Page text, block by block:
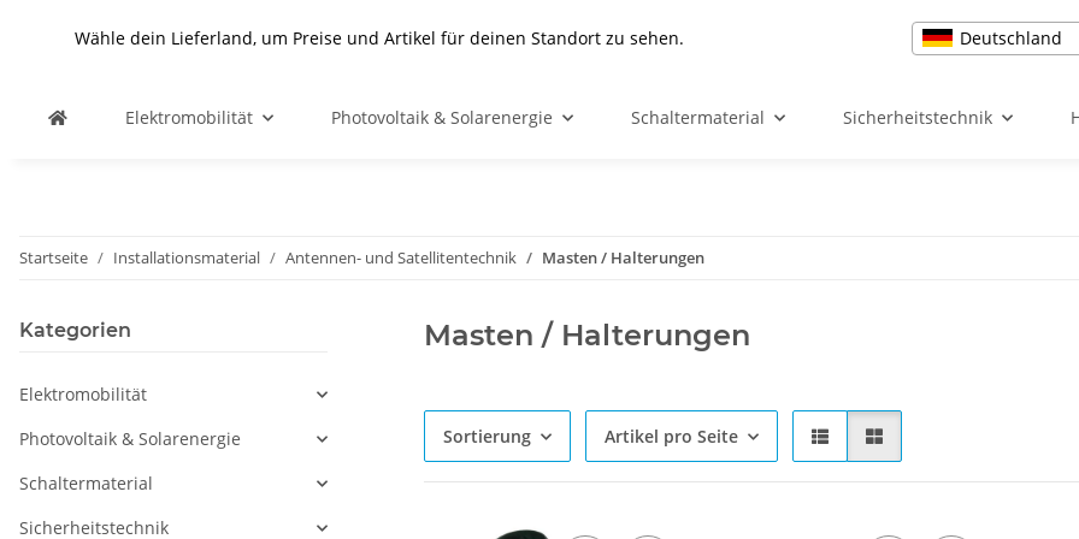
Wähle dein Lieferland, um Preise und Artikel für deinen Standort zu sehen. Deutschland
Elektromobilität Photovoltaik & Solarenergie Schaltermaterial Sicherheitstechnik
Startseite Installationsmaterial Antennen- und Satellitentechnik Masten / Halterungen
Masten / Halterungen
Sortierung Artikel pro Seite
Kategorien
Elektromobilität
Photovoltaik & Solarenergie
Schaltermaterial
Sicherheitstechnik